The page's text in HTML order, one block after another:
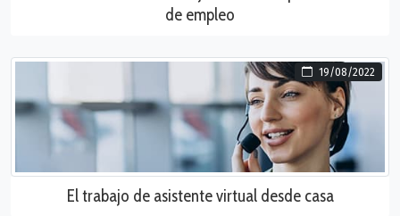
de empleo
19/08/2022
El trabajo de asistente virtual desde casa